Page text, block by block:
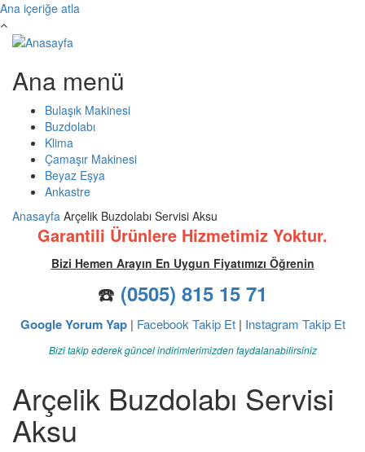
Ana içeriğe atla
Ana menü
Bulaşık Makinesi
Buzdolabı
Klima
Çamaşır Makinesi
Beyaz Eşya
Ankastre
Anasayfa Arçelik Buzdolabı Servisi Aksu
Garantili Ürünlere Hizmetimiz Yoktur.
Bizi Hemen Arayın En Uygun Fiyatımızı Öğrenin
☎️ (0505) 815 15 71
Google Yorum Yap| Facebook Takip Et| Instagram Takip Et
Bizi takip ederek güncel indirimlerimizden faydalanabilirsiniz
Arçelik Buzdolabı Servisi
Aksu